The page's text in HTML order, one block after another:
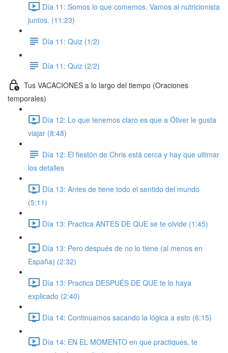
Día 11: Somos lo que comemos. Vamos al nutricionista
juntos. (11:23)
Día 11: Quiz (1/2)
Día 11: Quiz (2/2)
Tus VACACIONES a lo largo del tiempo (Oraciones
temporales)
Día 12: Lo que tenemos claro es que a Óliver le gusta
viajar (8:48)
Día 12: El fiestón de Chris está cerca y hay que ultimar
los detalles
Día 13: Antes de tiene todo el sentido del mundo
(5:11)
Día 13: Practica ANTES DE QUE se te olvide (1:45)
Día 13: Pero después de no lo tiene (al menos en
España) (2:32)
Día 13: Practica DESPUÉS DE QUE te lo haya
explicado (2:40)
Día 14: Continuamos sacando la lógica a esto (6:15)
Día 14: EN EL MOMENTO en que practiques, te